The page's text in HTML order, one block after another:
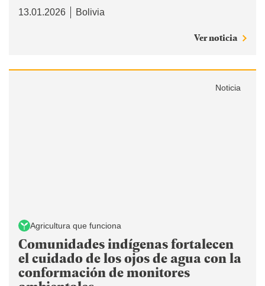
13.01.2026 Bolivia
Ver noticia
Noticia
Agricultura que funciona
Comunidades indígenas fortalecen
el cuidado de los ojos de agua con la
conformación de monitores